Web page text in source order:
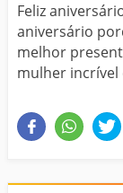
Feliz
aniversário
melhor
mulher incrível